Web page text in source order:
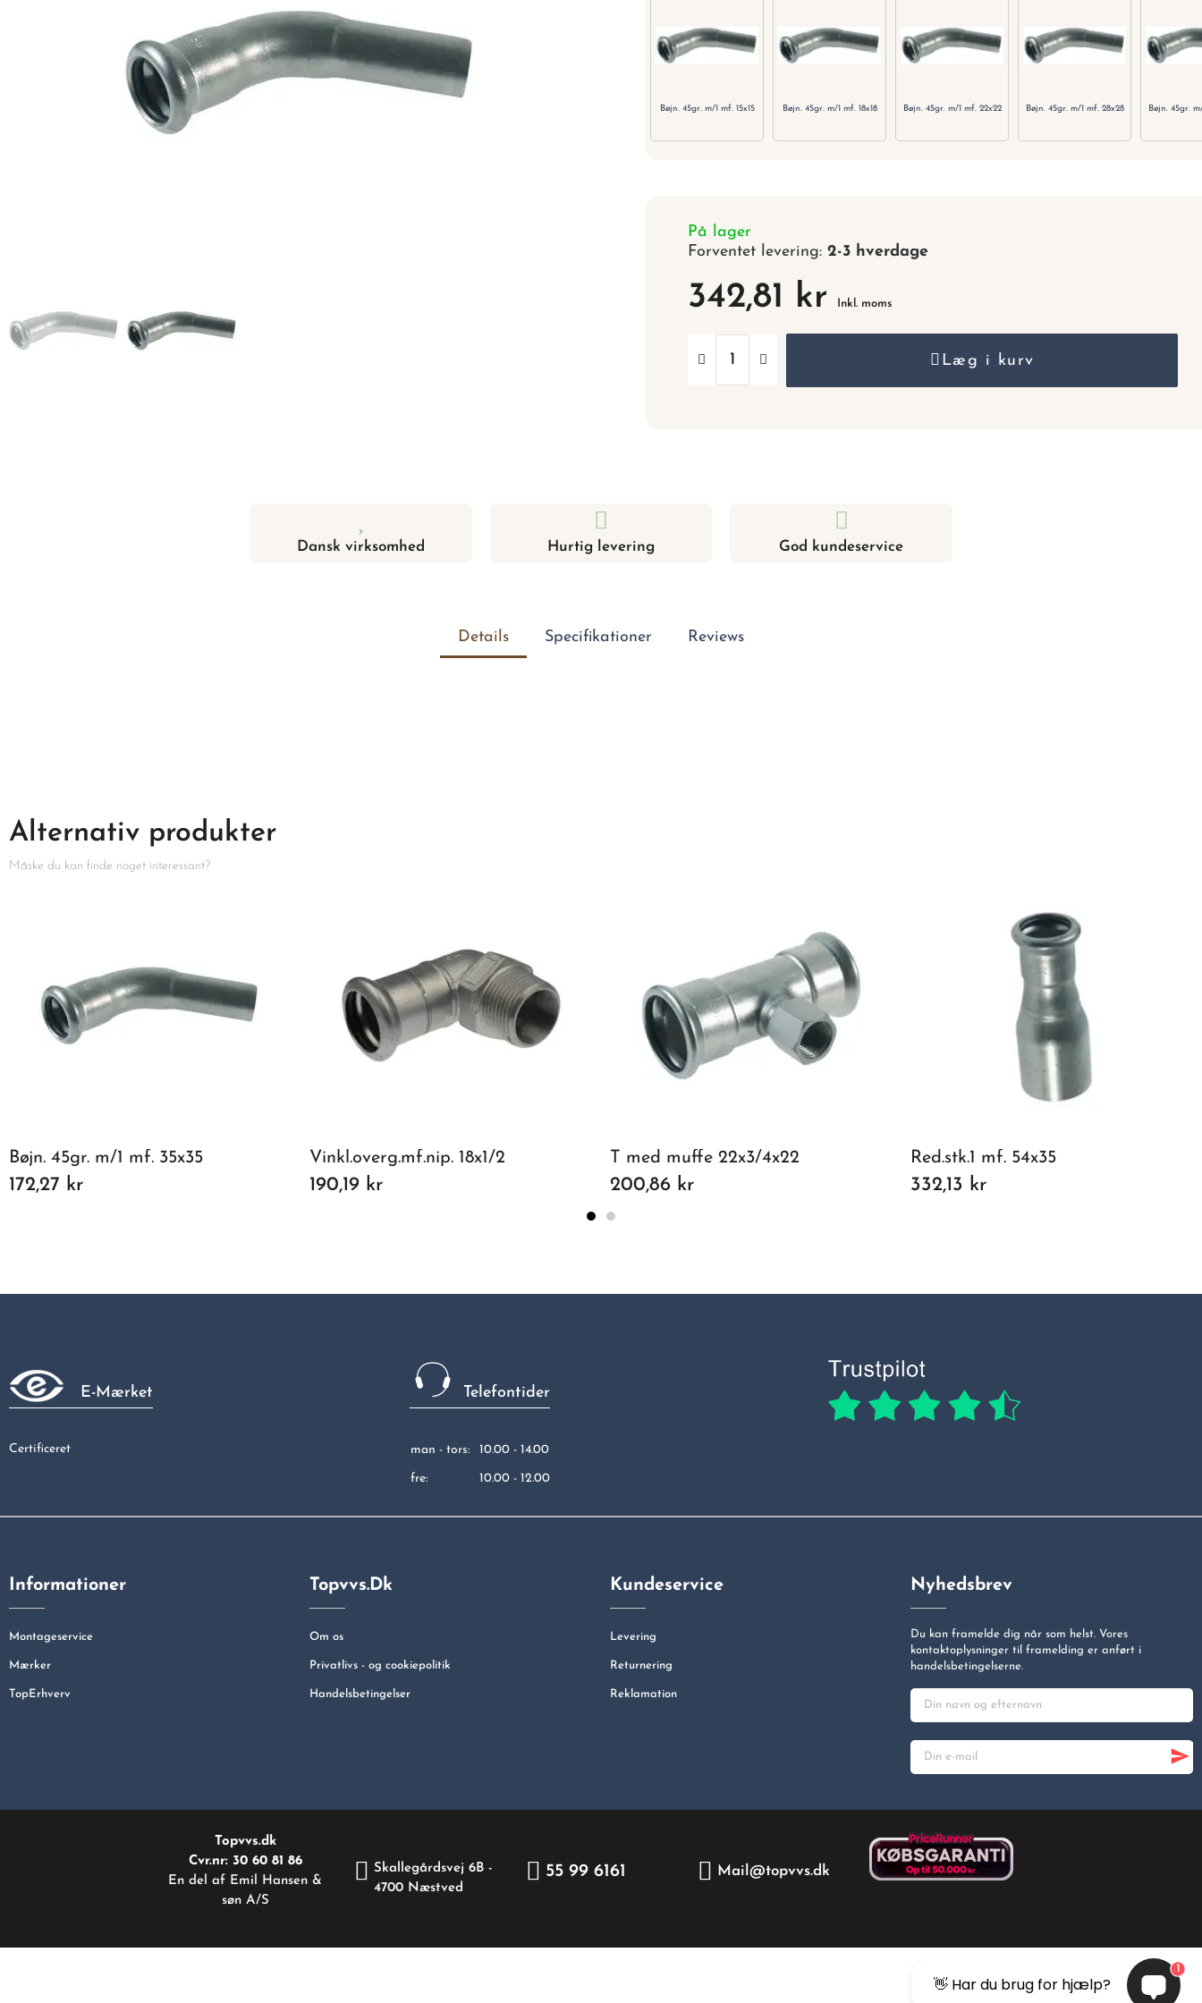
Bøjn. 45gr. m/1 mf. 15x15 Bøjn. 45gr. m/1 mf. 18x18 Bøjn. 45gr. m/1 mf. 22x22 Bøjn. 45gr. m/1 mf. 28x28 Bøjn. 45gr.
På lager
Forventet levering:2-3 hverdage
342,81 kr Inkl. moms
Læg i kurv
Dansk virksomhed Hurtig levering God kundeservice
Details Specifikationer Reviews
Alternativ produkter
Måske du kan finde noget interessant?
Bøjn. 45gr. m/1 mf. 35x35
172,27 kr
Vinkl.overg.mf.nip. 18x1/2
190,19 kr
T med muffe 22x3/4x22
200,86 kr
Red.stk.1 mf. 54x35
332,13 kr
E-Mærket
Certificeret
Telefontider
man - tors: 10.00 - 14.00
fre: 10.00 - 12.00
Informationer
Montageservice
Mærker
TopErhverv
Topvvs.dk
Om os
Privatlivs - og cookiepolitik
Handelsbetingelser
Kundeservice
Levering
Returnering
Reklamation
Nyhedsbrev
Du kan framelde dig når som helst. Vores
kontaktoplysninger til framelding er anført i
handelsbetingelserne.
Topvvs.dk
Cvr.nr: 30 60 81 86
En del af Emil Hansen &
søn A/S
Skallegårdsvej 6B -
4700 Næstved
55 99 6161 Mail@topvvs.dk
👋 Har du brug for hjælp?
1